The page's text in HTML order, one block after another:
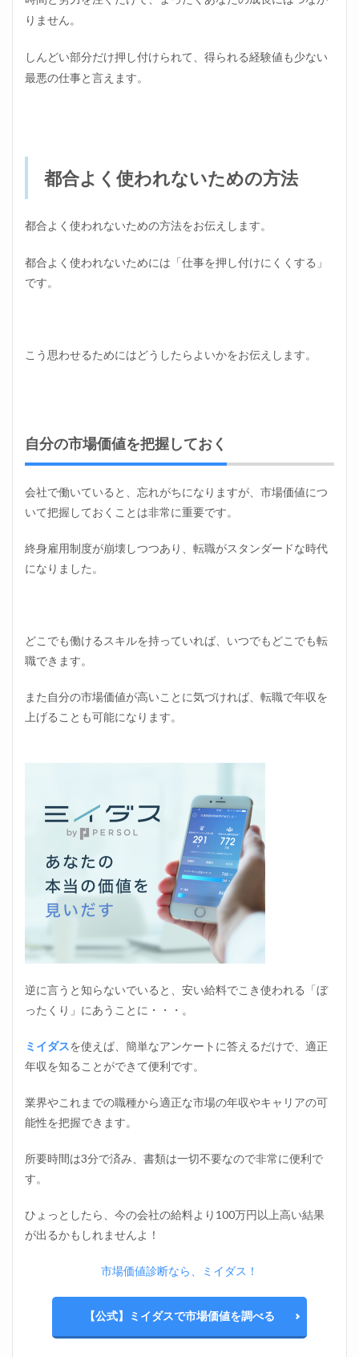
りません。
しんどい部分だけ押し付けられて、得られる経験値も少ない
最悪の仕事と言えます。
都合よく使われないための方法
都合よく使われないための方法をお伝えします。
都合よく使われないためには「仕事を押し付けにくくする」
です。
こう思わせるためにはどうしたらよいかをお伝えします。
自分の市場価値を把握しておく
会社で働いていると、忘れがちになりますが、市場価値につ
いて把握しておくことは非常に重要です。
終身雇用制度が崩壊しつつあり、転職がスタンダードな時代
になりました。
どこでも働けるスキルを持っていれば、いつでもどこでも転
職できます。
また自分の市場価値が高いことに気づければ、転職で年収を
上げることも可能になります。
逆に言うと知らないでいると、安い給料でこき使われる「ぼ
ったくり」にあうことに・・・。
ミイダスを使えば、簡単なアンケートに答えるだけで、適正
年収を知ることができて便利です。
業界やこれまでの職種から適正な市場の年収やキャリアの可
能性を把握できます。
所要時間は3分で済み、書類は一切不要なので非常に便利で
す。
ひょっとしたら、今の会社の給料より100万円以上高い結果
が出るかもしれませんよ！
市場価値診断なら、ミイダス！
【公式】ミイダスで市場価値を調べる